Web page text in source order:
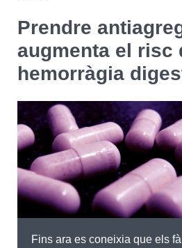
Agenda
English
CERCAR
Prendre
augmenta el risc
hemorràgia
Fins ara es coneixia que els